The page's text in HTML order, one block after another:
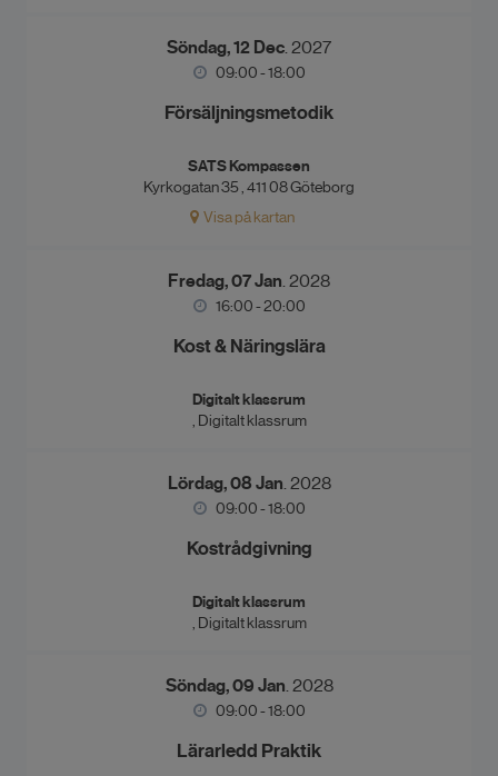
Söndag, 12 Dec. 2027
09:00 - 18:00
Försäljningsmetodik
SATS Kompassen
Kyrkogatan 35 , 411 08 Göteborg
Visa på kartan
Fredag, 07 Jan. 2028
16:00 - 20:00
Kost & Näringslära
Digitalt klassrum
, Digitalt klassrum
Lördag, 08 Jan. 2028
09:00 - 18:00
Kostrådgivning
Digitalt klassrum
, Digitalt klassrum
Söndag, 09 Jan. 2028
09:00 - 18:00
Lärarledd Praktik